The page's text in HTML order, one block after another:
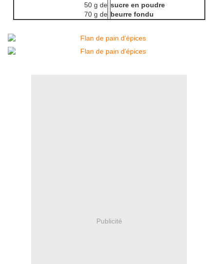
50 g de
70 g de
sucre en poudre
beurre fondu
Publicité